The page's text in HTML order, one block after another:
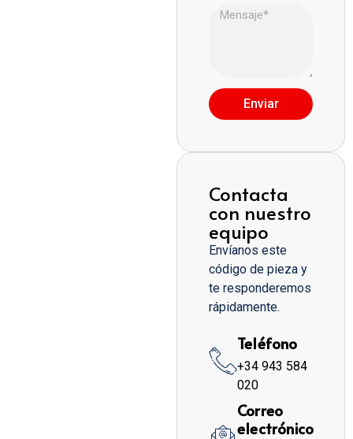
Enviar
Contacta
con nuestro
equipo
Envíanos este
código de pieza y
te responderemos
rápidamente.
Teléfono
+34 943 584
020
Correo
electrónico